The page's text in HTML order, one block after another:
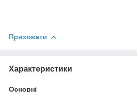
Приховати
Характеристики
Основні